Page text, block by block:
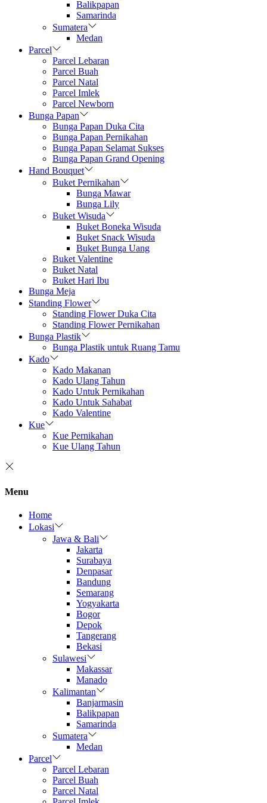
Balikpapan
Samarinda
Sumatera
Medan
Parcel
Parcel Lebaran
Parcel Buah
Parcel Natal
Parcel Imlek
Parcel Newborn
Bunga Papan
Bunga Papan Duka Cita
Bunga Papan Pernikahan
Bunga Papan Selamat Sukses
Bunga Papan Grand Opening
Hand Bouquet
Buket Pernikahan
Bunga Mawar
Bunga Lily
Buket Wisuda
Buket Boneka Wisuda
Buket Snack Wisuda
Buket Bunga Uang
Buket Valentine
Buket Natal
Buket Hari Ibu
Bunga Meja
Standing Flower
Standing Flower Duka Cita
Standing Flower Pernikahan
Bunga Plastik
Bunga Plastik untuk Ruang Tamu
Kado
Kado Makanan
Kado Ulang Tahun
Kado Untuk Pernikahan
Kado Untuk Sahabat
Kado Valentine
Kue
Kue Pernikahan
Kue Ulang Tahun
Menu
Home
Lokasi
Jawa & Bali
Jakarta
Surabaya
Denpasar
Bandung
Semarang
Yogyakarta
Bogor
Depok
Tangerang
Bekasi
Sulawesi
Makassar
Manado
Kalimantan
Banjarmasin
Balikpapan
Samarinda
Sumatera
Medan
Parcel
Parcel Lebaran
Parcel Buah
Parcel Natal